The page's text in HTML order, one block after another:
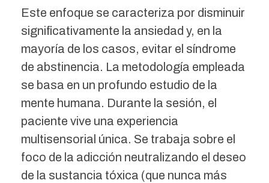
Este enfoque se caracteriza por disminuir
significativamente la ansiedad y, en la
mayoría de los casos, evitar el síndrome
de abstinencia. La metodología empleada
se basa en un profundo estudio de la
mente humana. Durante la sesión, el
paciente vive una experiencia
multisensorial única. Se trabaja sobre el
foco de la adicción neutralizando el deseo
de la sustancia tóxica (que nunca más